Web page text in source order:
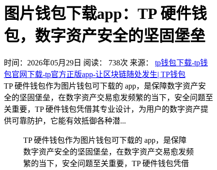
图片钱包下载app：TP 硬件钱
包，数字资产安全的坚固堡垒
时间：2026年05月29日 阅读： 738次 来源： tp钱包下载-tp钱
包官网下载-tp官方正版app-让区块链随处发生| TP钱包
TP 硬件钱包作为图片钱包可下载的 app，是保障数字资产安
全的坚固堡垒，在数字资产交易愈发频繁的当下，安全问题至
关重要，TP 硬件钱包凭借其专业设计，为用户的数字资产提
供可靠防护，它能有效抵御各种潜...
TP 硬件钱包作为图片钱包可下载的 app，是保障
数字资产安全的坚固堡垒，在数字资产交易愈发频
繁的当下，安全问题至关重要，TP 硬件钱包凭借